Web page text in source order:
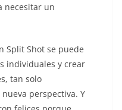
necesitar un
Split Shot se puede
individuales y crear
tan solo
perspectiva. Y